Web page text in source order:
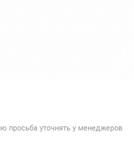
просьба уточнять у менеджеров